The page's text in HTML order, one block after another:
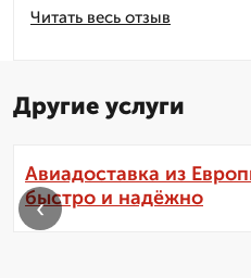
Читать весь отзыв
Другие услуги
Авиадоставка из
быстро и надёжно
‹